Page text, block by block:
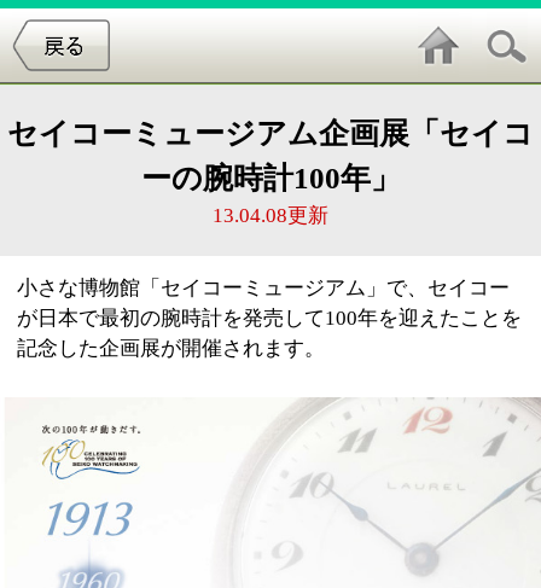
ーの腕時計100年」
小さな博物館「セイコーミュージアム」で、セイコー
が日本で最初の腕時計を発売して100年を迎えたことを